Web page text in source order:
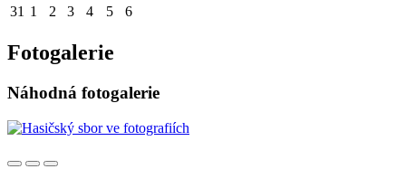
31 1 2 3 4 5 6
Fotogalerie
Náhodná fotogalerie